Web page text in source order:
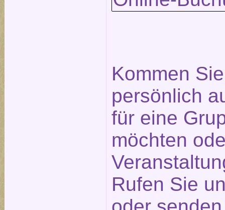
Kommen
persönlich
für eine
möchten
Rufen Sie